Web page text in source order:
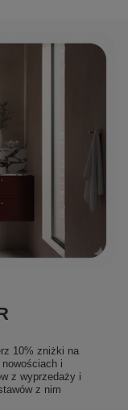
10% zniżki na
i
z wyprzedaży i
z nim